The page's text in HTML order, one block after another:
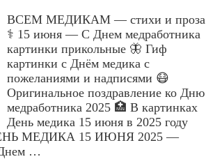
ВСЕМ МЕДИКАМ — стихи и проза
⚕️ 15 июня — С Днем медработника
картинки прикольные 🦋 Гиф
картинки с Днём медика с
пожеланиями и надписями 😷
Оригинальное поздравление ко Дню
медработника 2025 🏥 В картинках
День медика 15 июня в 2025 году
ДЕНЬ МЕДИКА 15 ИЮНЯ 2025 —
Днем …